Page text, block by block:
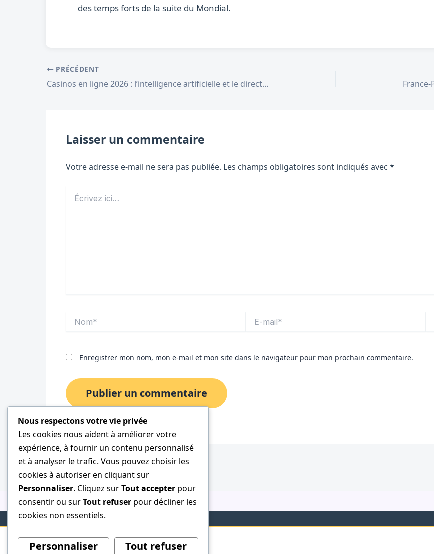
des temps forts de la suite du Mondial.
PRÉCÉDENT
Casinos en ligne 2026 : l’intelligence artificielle et le direct redessinent le divertissement
Laisser un commentaire
Votre adresse e-mail ne sera pas publiée. Les champs obligatoires sont indiqués avec *
ici…
mail*
Enregistrer mon nom, mon e-mail et mon site dans le navigateur pour mon prochain commentaire.
Nous respectons votre vie privée
Les cookies nous aident à améliorer votre
expérience, à fournir un contenu personnalisé
et à analyser le trafic. Vous pouvez choisir les
cookies à autoriser en cliquant sur
Personnaliser. Cliquez surTout accepter pour
consentir ou surTout refuser pour décliner les
cookies non essentiels.
Personnaliser Tout refuser